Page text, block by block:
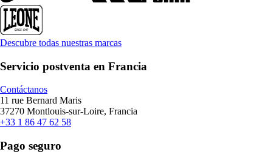
Descubre todas nuestras marcas
Servicio postventa en Francia
Contáctanos
11 rue Bernard Maris
37270 Montlouis-sur-Loire, Francia
+33 1 86 47 62 58
Pago seguro